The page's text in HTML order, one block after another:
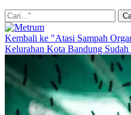
Kembali ke "Atasi Sampah
Kelurahan Kota Bandung Sudah